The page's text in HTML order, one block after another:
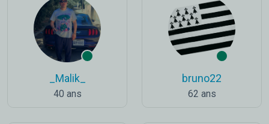
_Malik_
40 ans
bruno22
62 ans